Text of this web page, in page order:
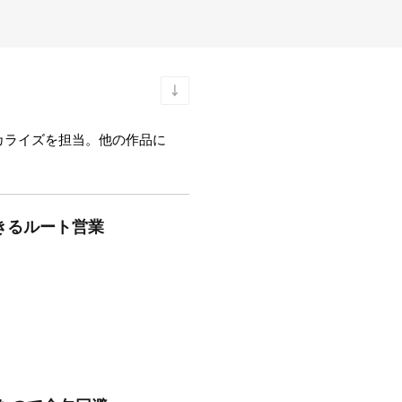
ライズを担当。他の作品に
るルート営業